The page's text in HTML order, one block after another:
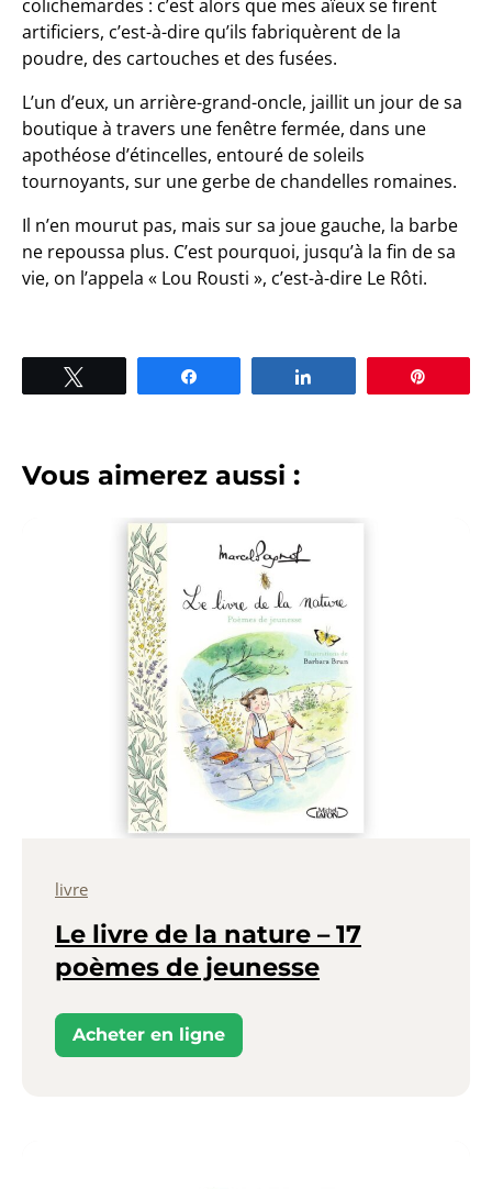
colichemardes : c’est alors que mes aïeux se firent
artificiers, c’est-à-dire qu’ils fabriquèrent de la
poudre, des cartouches et des fusées.
L’un d’eux, un arrière-grand-oncle, jaillit un jour de sa
boutique à travers une fenêtre fermée, dans une
apothéose d’étincelles, entouré de soleils
tournoyants, sur une gerbe de chandelles romaines.
Il n’en mourut pas, mais sur sa joue gauche, la barbe
ne repoussa plus. C’est pourquoi, jusqu’à la fin de sa
vie, on l’appela « Lou Rousti », c’est-à-dire Le Rôti.
Vous aimerez aussi :
livre
Le livre de la nature – 17
poèmes de jeunesse
Acheter en ligne